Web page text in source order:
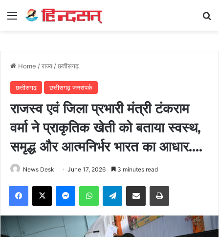
Menu
Home /राज्य /छत्तीसगढ़
छत्तीसगढ़ छत्तीसगढ़ जनसंपर्क
राजस्व एवं जिला प्रभारी मंत्री टंकराम
वर्मा ने प्राकृतिक खेती को बताया स्वस्थ,
समृद्ध और आत्मनिर्भर भारत का आधार….
News Desk June 17, 2026 3 minutes read
Facebook
X MessengerWhatsAppTelegramShare via Email Print